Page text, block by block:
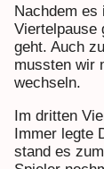
Nachdem es
Viertelpause
geht. Auch
mussten wir
wechseln.
Im dritten
Immer legte
stand es